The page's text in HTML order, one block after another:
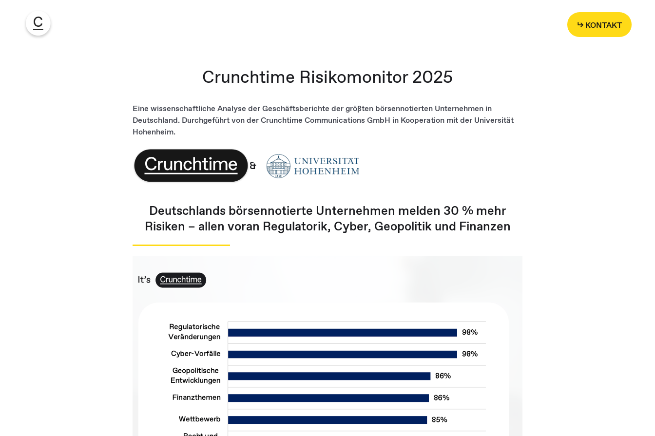
↳ KONTAKT
Crunchtime Risikomonitor 2025
Eine wissenschaftliche Analyse der Geschäftsberichte der größten börsennotierten Unternehmen in
Deutschland. Durchgeführt von der Crunchtime Communications GmbH in Kooperation mit der Universität
Hohenheim.
&
Deutschlands börsennotierte Unternehmen melden 30 % mehr
Risiken – allen voran Regulatorik, Cyber, Geopolitik und Finanzen